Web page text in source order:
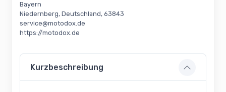
Bayern
Niedernberg, Deutschland, 63843
service@motodox.de
https://motodox.de
Kurzbeschreibung